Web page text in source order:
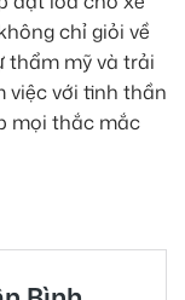
chỉ giỏi về
thẩm mỹ và trải
việc với tinh thần
mọi thắc mắc